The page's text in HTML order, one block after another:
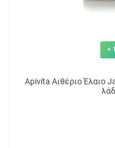
+
Apivita Αιθέριο Έλαιο